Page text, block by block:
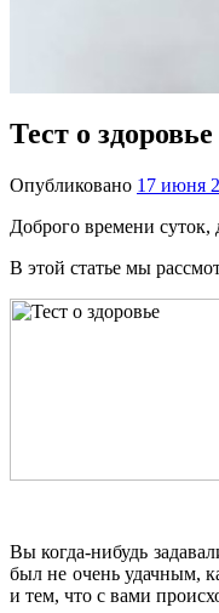
Тест о здоровье
Опубликовано 17 июня
Доброго времени суток,
В этой статье мы
Вы когда-нибудь
был не очень удачным,
и тем, что с вами